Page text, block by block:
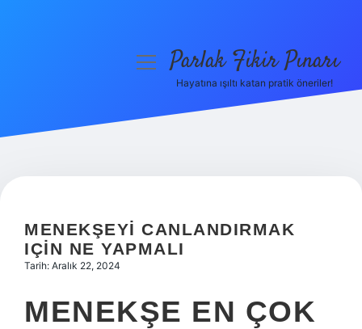
Hakkımızda
menüyüParlak Fikir Pınarı
Hayatına ışıltı katan pratik öneriler!
MENEKŞEYI CANLANDIRMAK
IÇIN NE YAPMALI
Tarih: Aralık 22, 2024
MENEKŞE EN ÇOK